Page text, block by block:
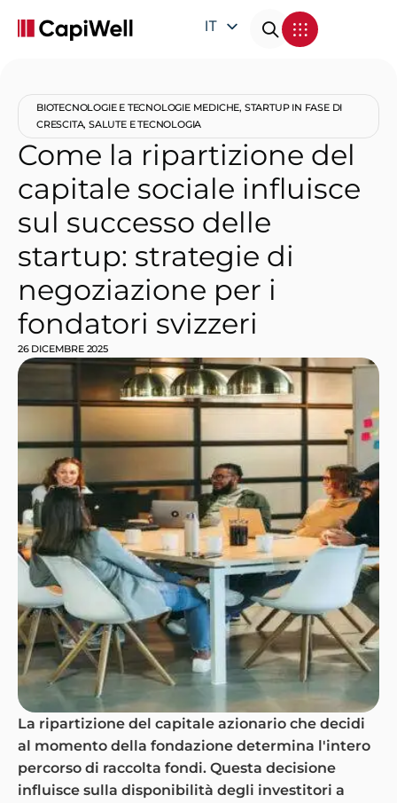
IT
FR
BIOTECNOLOGIE E TECNOLOGIE MEDICHE, STARTUP IN FASE DI
CRESCITA,SALUTE E TECNOLOGIA
Come la ripartizione del
capitale sociale influisce
sul successo delle
startup: strategie di
negoziazione per i
fondatori svizzeri
26 DICEMBRE 2025
La ripartizione del capitale azionario che decidi
al momento della fondazione determina l'intero
percorso di raccolta fondi. Questa decisione
influisce sulla disponibilità degli investitori a